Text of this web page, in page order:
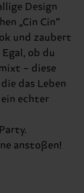
Design
„Cin Cin“
und zaubert
ob du
– diese
das Leben
echter
anstoßen!